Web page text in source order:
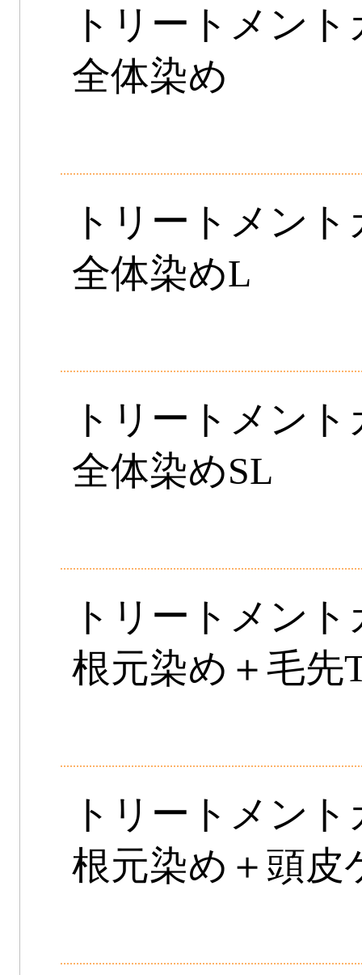
トリートメン
全体染め
トリートメン
全体染めL
トリートメン
全体染めSL
トリートメン
根元染め＋毛先
トリートメン
根元染め＋頭皮